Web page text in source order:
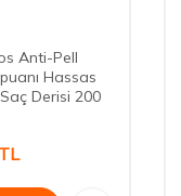
Anti-Pell
Hassas
Saç Derisi 200
TL